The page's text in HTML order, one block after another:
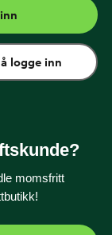
logge inn
momsfritt